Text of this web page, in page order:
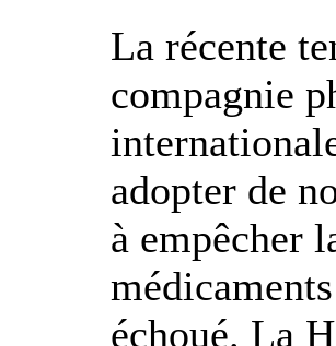
La récente
compagnie
adopter de
à empêcher
échoué. La